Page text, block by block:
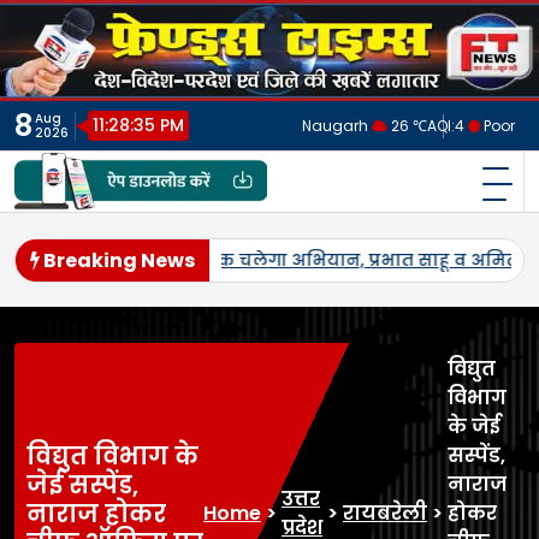
Skip
content
8 Aug
2026
11:28:38 PM Naugarh 26 ℃AQI:4 Poor
फ्रेंड्स टाइम्स
Breaking News
नेतृत्व। जनपद में पहली बार एमएसपी पर होगी उड़द-मूंग की
विद्युत विभाग के
जेई सस्पेंड,
नाराज होकर
Home>
उत्तर
प्रदेश
> रायबरेली >
विद्युत
विभाग
के जेई
सस्पेंड,
नाराज
होकर